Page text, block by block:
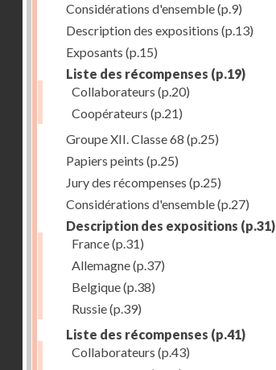
Considérations d'ensemble(p.9)
Description des expositions (p.13)
Exposants (p.15)
Liste des récompenses (p.19)
Collaborateurs (p.20)
Coopérateurs (p.21)
Groupe XII. Classe 68 (p.25)
Papiers peints (p.25)
Jury des récompenses (p.25)
Considérations d'ensemble(p.27)
Description des expositions (p.31)
France(p.31)
Allemagne(p.37)
Belgique(p.38)
Russie(p.39)
Liste des récompenses (p.41)
Collaborateurs (p.43)